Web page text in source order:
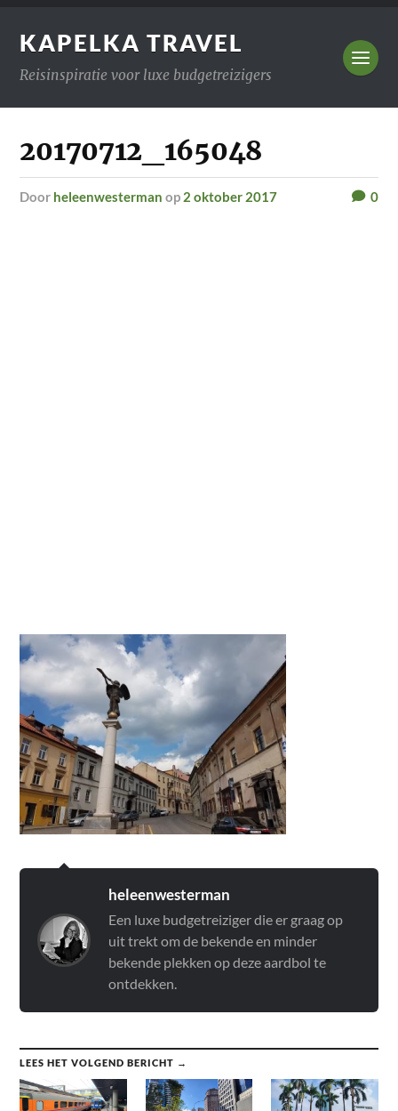
KAPELKA TRAVEL
Reisinspiratie voor luxe budgetreizigers
20170712_165048
door heleenwesterman op 2 oktober 2017 0
heleenwesterman
Een luxe budgetreiziger die er graag op
uit trekt om de bekende en minder
bekende plekken op deze aardbol te
ontdekken.
LEES HET VOLGEND BERICHT →